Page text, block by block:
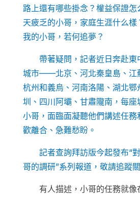
路上還有哪些掛念？權益保證怎
天疲乏的小哥，家庭生涯什么樣
我的小哥，若何追夢？
帶著疑問，記者近日奔赴東
城市——北京、河北秦皇島、江
杭州和義烏、河南洛陽、湖北鄂
圳、四川阿壩、甘肅隴南，每座
小哥，面臨面凝聽他們講述任務
歡離合、急難愁盼。
記者查詢拜訪版今起發布“
哥的調研”系列報道，敬請追蹤
有人描述，小哥的任務就像